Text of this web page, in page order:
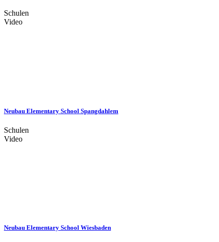
Schulen
Video
Neubau Elementary School Spangdahlem
Schulen
Video
Neubau Elementary School Wiesbaden